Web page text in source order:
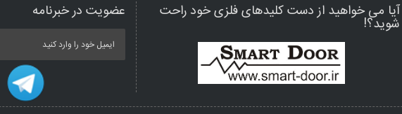
آیا می خواهید از دست کلیدهای فلزی خود راحت
شوید؟!
عضویت در خبرنامه